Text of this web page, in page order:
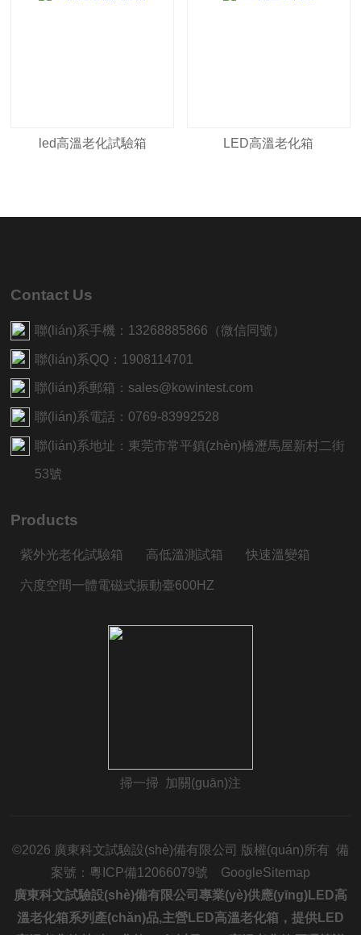
led高溫老化試驗箱 LED高溫老化箱
Contact Us
聯(lián)系手機：13268885866（微信同號）
聯(lián)系QQ：1908114701
聯(lián)系郵箱：sales@kowintest.com
聯(lián)系電話：0769-83992528
聯(lián)系地址：東莞市常平鎮(zhèn)橋瀝馬屋新村二街
53號
Products
紫外光老化試驗箱 高低溫測試箱 快速溫變箱
六度空間一體電磁式振動臺600HZ
掃一掃 加關(guān)注
©2026 廣東科文試驗設(shè)備有限公司 版權(quán)所有 備
案號： 粵ICP備12066079號
GoogleSitemap
廣東科文試驗設(shè)備有限公司專業(yè)供應(yīng)LED高
溫老化箱系列產(chǎn)品,主營LED高溫老化箱，提供LED